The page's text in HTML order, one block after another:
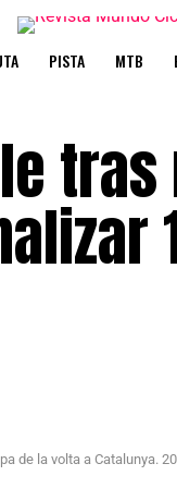
PISTA MTB
de la volta a Catalunya.